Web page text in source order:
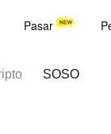
Pasar
SOSO